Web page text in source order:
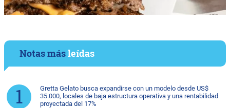
Notas másleídas
Gretta Gelato busca expandirse con un modelo desde US$
35.000, locales de baja estructura operativa y una rentabilidad
proyectada del 17%